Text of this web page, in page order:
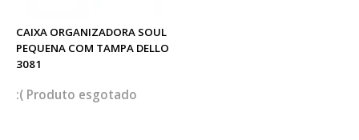
CAIXA ORGANIZADORA SOUL
PEQUENA COM TAMPA DELLO
3081
esgotado